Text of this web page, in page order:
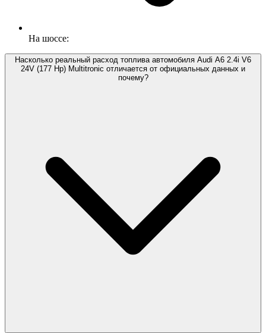
На шоссе:
Насколько реальный расход топлива автомобиля Audi A6 2.4i V6
24V (177 Hp) Multitronic отличается от официальных данных и
почему?